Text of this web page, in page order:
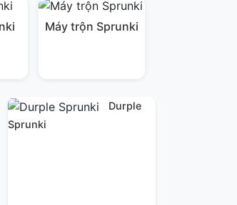
Máy trộn Sprunki
Durple
Sprunki